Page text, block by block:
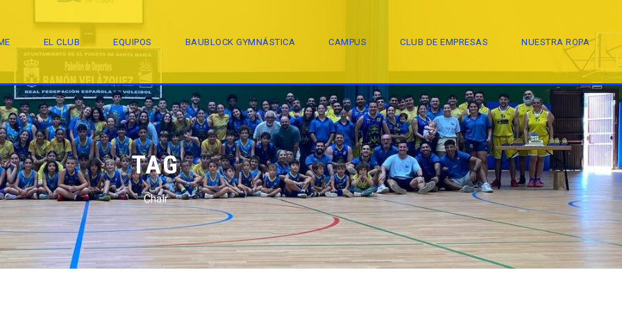
EL CLUB EQUIPOS BAUBLOCK GYMNÁSTICA CAMPUS CLUB DE EMPRESAS NUESTRA ROPA
TAG
Chair